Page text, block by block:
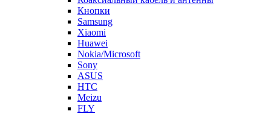
Samsung
Xiaomi
Huawei
Nokia/Microsoft
Sony
ASUS
HTC
Meizu
FLY
LG
Lenovo